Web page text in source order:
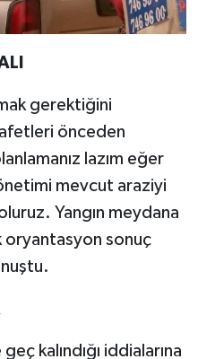
gerektiğini
afetleri önceden
lazım eğer
mevcut araziyi
Yangın meydana
oryantasyon sonuç
kalındığı iddialarına